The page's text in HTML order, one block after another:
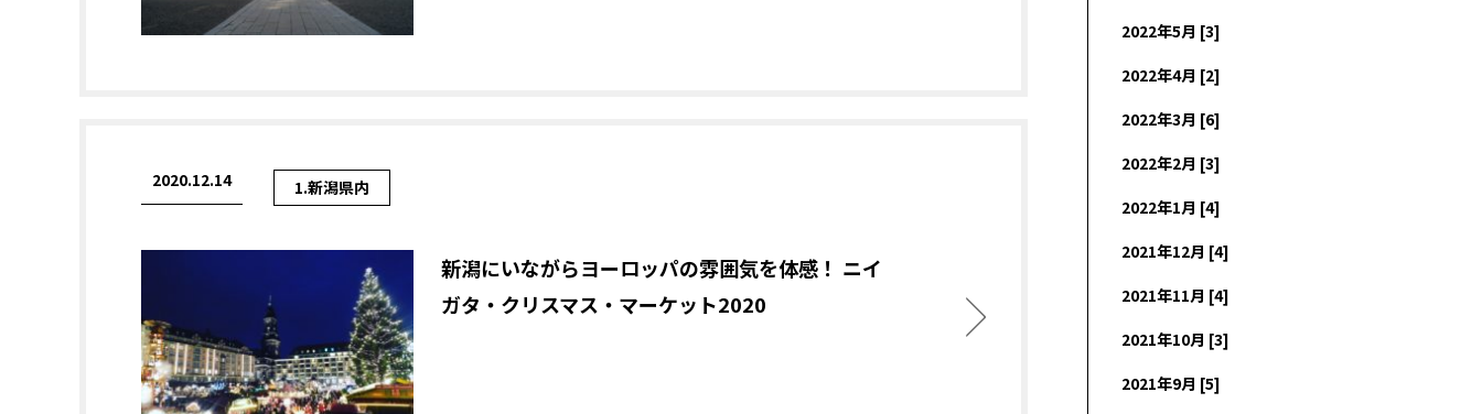
2020.12.14 1.新潟県内
新潟にいながらヨーロッパの雰囲気を体感！ ニイ
ガタ・クリスマス・マーケット2020
2022年5月 [3]
2022年4月 [2]
2022年3月 [6]
2022年2月 [3]
2022年1月 [4]
2021年12月 [4]
2021年11月 [4]
2021年10月 [3]
2021年9月 [5]